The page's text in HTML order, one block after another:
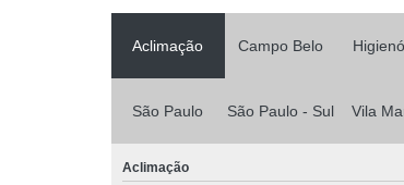
Aclimação Campo Belo
São Paulo São Paulo - Sul Vila
Aclimação